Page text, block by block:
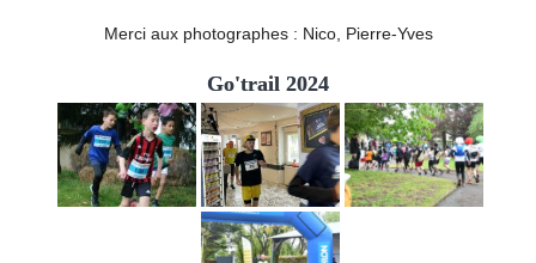
Merci aux photographes : Nico, Pierre-Yves
Go'trail 2024